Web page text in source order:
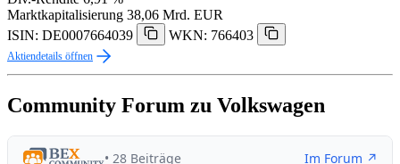
Marktkapitalisierung 38,06 Mrd. EUR
ISIN: DE0007664039
WKN: 766403
Aktiendetails öffnen
Community Forum zu Volkswagen